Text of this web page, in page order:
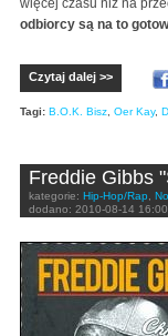
odbiorcy są na to
Czytaj dalej >>
Tagi: B.O.K. Bisz Oer Kay,
Freddie Gibbs
kategorie: Hip-Hop/Rap
dodano: 2010-08-14 16:00